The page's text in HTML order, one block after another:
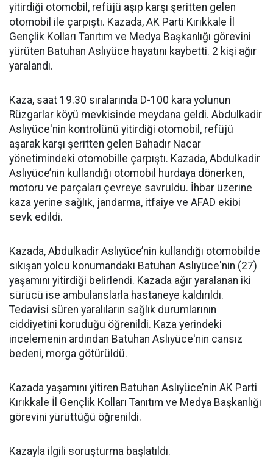
yitirdiği otomobil, refüjü aşıp karşı şeritten gelen
otomobil ile çarpıştı. Kazada, AK Parti Kırıkkale İl
Gençlik Kolları Tanıtım ve Medya Başkanlığı görevini
yürüten Batuhan Aslıyüce hayatını kaybetti. 2 kişi ağır
yaralandı.
Kaza, saat 19.30 sıralarında D-100 kara yolunun
Rüzgarlar köyü mevkisinde meydana geldi. Abdulkadir
Aslıyüce'nin kontrolünü yitirdiği otomobil, refüjü
aşarak karşı şeritten gelen Bahadır Nacar
yönetimindeki otomobille çarpıştı. Kazada, Abdulkadir
Aslıyüce’nin kullandığı otomobil hurdaya dönerken,
motoru ve parçaları çevreye savruldu. İhbar üzerine
kaza yerine sağlık, jandarma, itfaiye ve AFAD ekibi
sevk edildi.
Kazada, Abdulkadir Aslıyüce’nin kullandığı otomobilde
sıkışan yolcu konumandaki Batuhan Aslıyüce'nin (27)
yaşamını yitirdiği belirlendi. Kazada ağır yaralanan iki
sürücü ise ambulanslarla hastaneye kaldırıldı.
Tedavisi süren yaralıların sağlık durumlarının
ciddiyetini koruduğu öğrenildi. Kaza yerindeki
incelemenin ardından Batuhan Aslıyüce'nin cansız
bedeni, morga götürüldü.
Kazada yaşamını yitiren Batuhan Aslıyüce’nin AK Parti
Kırıkkale İl Gençlik Kolları Tanıtım ve Medya Başkanlığı
görevini yürüttüğü öğrenildi.
Kazayla ilgili soruşturma başlatıldı.